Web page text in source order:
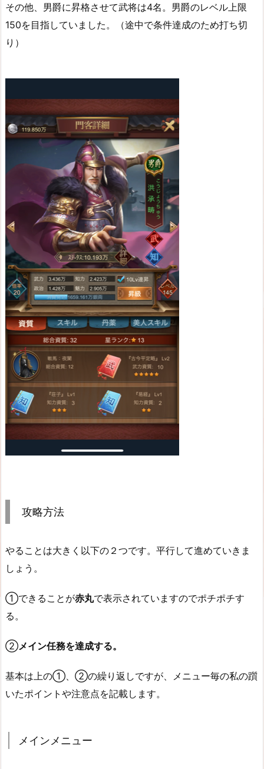
その他、男爵に昇格させて武将は4名。男爵のレベル上限
150を目指していました。（途中で条件達成のため打ち切
り）
攻略方法
やることは大きく以下の２つです。平行して進めていきま
しょう。
①できることが赤丸で表示されていますのでポチポチす
る。
②メイン任務を達成する。
基本は上の①、②の繰り返しですが、メニュー毎の私の躓
いたポイントや注意点を記載します。
メインメニュー